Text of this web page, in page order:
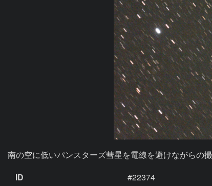
南の空に低いパンスターズ彗星を電線を避けながらの撮
ID
#22374